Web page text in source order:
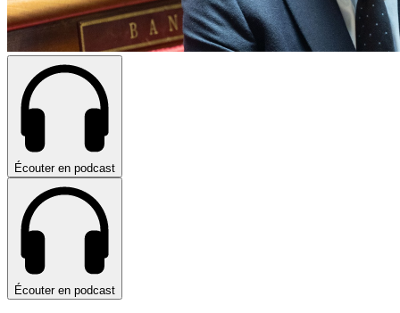
Écouter en podcast
Écouter en podcast